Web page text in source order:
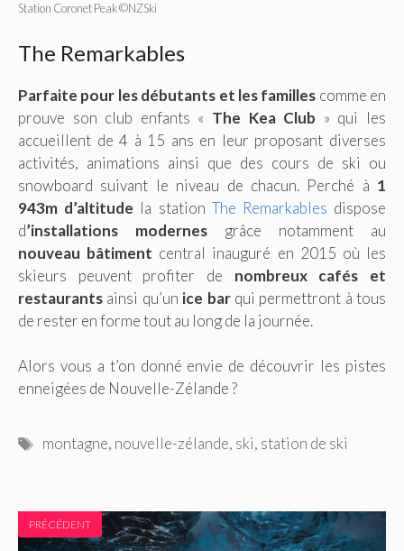
Station Coronet Peak ©NZSki
The Remarkables
Parfaite pour les débutants et les familles comme en
prouve son club enfants « The Kea Club » qui les
accueillent de 4 à 15 ans en leur proposant diverses
activités, animations ainsi que des cours de ski ou
snowboard suivant le niveau de chacun. Perché à 1
943m d’altitude la stationThe Remarkables dispose
d’installations modernes grâce notamment au
nouveau bâtiment central inauguré en 2015 où les
skieurs peuvent profiter de nombreux cafés et
restaurants ainsi qu’un ice barqui permettront à tous
de rester en forme tout au long de la journée.
Alors vous a t’on donné envie de découvrir les pistes
enneigées de Nouvelle-Zélande ?
Étiquettes
montagne, nouvelle-zélande, ski, station de ski
PRÉCÉDENT